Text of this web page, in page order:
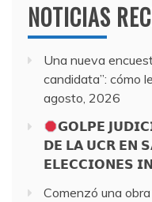
NOTICIAS
Una nueva
candidata”: cómo
agosto, 2026
𝗚𝗢𝗟𝗣𝗘
𝗗𝗘 𝗟𝗔 𝗨𝗖𝗥 𝗘𝗡
𝗘𝗟𝗘𝗖𝗖𝗜𝗢𝗡𝗘𝗦
Comenzó una